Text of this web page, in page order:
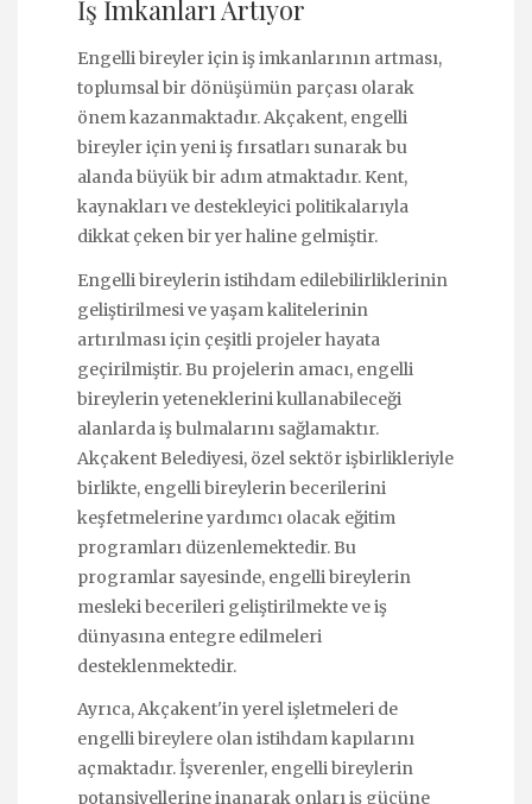
İş İmkanları Artıyor
Engelli bireyler için iş imkanlarının artması,
toplumsal bir dönüşümün parçası olarak
önem kazanmaktadır. Akçakent, engelli
bireyler için yeni iş fırsatları sunarak bu
alanda büyük bir adım atmaktadır. Kent,
kaynakları ve destekleyici politikalarıyla
dikkat çeken bir yer haline gelmiştir.
Engelli bireylerin istihdam edilebilirliklerinin
geliştirilmesi ve yaşam kalitelerinin
artırılması için çeşitli projeler hayata
geçirilmiştir. Bu projelerin amacı, engelli
bireylerin yeteneklerini kullanabileceği
alanlarda iş bulmalarını sağlamaktır.
Akçakent Belediyesi, özel sektör işbirlikleriyle
birlikte, engelli bireylerin becerilerini
keşfetmelerine yardımcı olacak eğitim
programları düzenlemektedir. Bu
programlar sayesinde, engelli bireylerin
mesleki becerileri geliştirilmekte ve iş
dünyasına entegre edilmeleri
desteklenmektedir.
Ayrıca, Akçakent'in yerel işletmeleri de
engelli bireylere olan istihdam kapılarını
açmaktadır. İşverenler, engelli bireylerin
potansiyellerine inanarak onları iş gücüne